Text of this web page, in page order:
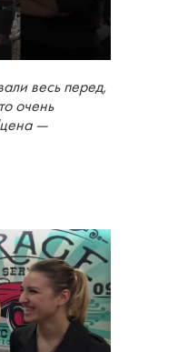
весь перед,
очень
—